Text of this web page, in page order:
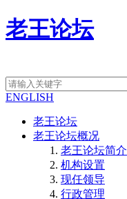
老王论坛
ENGLISH
老王论坛
老王论坛概况
老王论坛简介
机构设置
现任领导
行政管理